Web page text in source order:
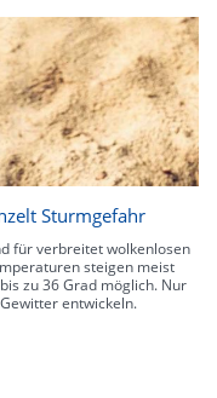
Sturmgefahr
für verbreitet wolkenlosen
steigen meist
zu 36 Grad möglich. Nur
entwickeln.